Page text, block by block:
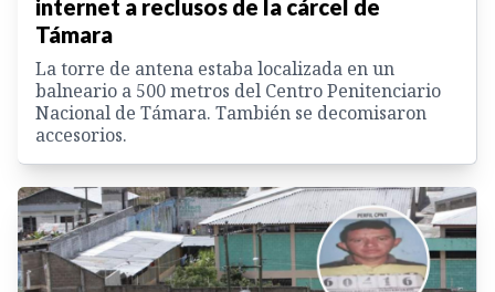
internet a reclusos de la cárcel de
Támara
La torre de antena estaba localizada en un
balneario a 500 metros del Centro Penitenciario
Nacional de Támara. También se decomisaron
accesorios.